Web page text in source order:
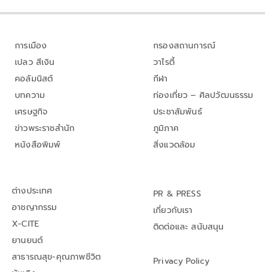
การเมือง
เปลว สีเงิน
คอลัมนิสต์
บทความ
เศรษฐกิจ
ข่าวพระราชสำนัก
หนังสือพิมพ์
กรองสถานการณ์
วาไรตี้
กีฬา
ท่องเที่ยว – ศิลปวัฒนธรรม
ประชาสัมพันธ์
ภูมิภาค
สิ่งแวดล้อม
ต่างประเทศ
อาชญากรรม
X-CITE
ยานยนต์
สาธารณสุข-คุณภาพชีวิต
PR & PRESS
เกี่ยวกับเรา
ติดต่อและ สนับสนุน
Privacy Policy